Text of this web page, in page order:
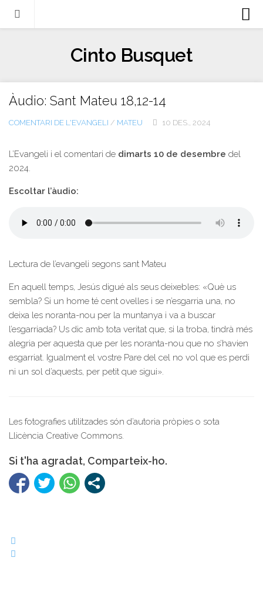
Llibres
Escrits-articles
Notícies
Italiano
English
Cinto Busquet
Àudio: Sant Mateu 18,12-14
COMENTARI DE L'EVANGELI / MATEU 10 DES., 2024
L’Evangeli i el comentari de dimarts 10 de desembre del
2024.
Escoltar l’àudio:
Lectura de l’evangeli segons sant Mateu
En aquell temps, Jesús digué als seus deixebles: «Què us
sembla? Si un home té cent ovelles i se n’esgarria una, no
deixa les noranta-nou per la muntanya i va a buscar
l’esgarriada? Us dic amb tota veritat que, si la troba, tindrà més
alegria per aquesta que per les noranta-nou que no s’havien
esgarriat. Igualment el vostre Pare del cel no vol que es perdi
ni un sol d’aquests, per petit que sigui».
Les fotografies utilitzades són d’autoria pròpies o sota
Llicència Creative Commons.
Si t'ha agradat, Comparteix-ho.